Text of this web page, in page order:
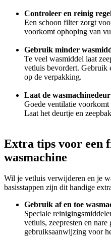
Controleer en reinig
Een schoon filter zorgt
voorkomt ophoping van
Gebruik minder
Te veel wasmiddel laat
vetluis bevordert. Gebruik
op de verpakking.
Laat de
Goede ventilatie
Laat het deurtje en
Extra tips voor een
wasmachine
Wil je vetluis verwijderen en je
basisstappen zijn dit handige
Gebruik af en toe
Speciale
vetluis, zeepresten en nare
gebruiksaanwijzing voor